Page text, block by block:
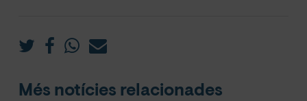
Més notícies relacionades